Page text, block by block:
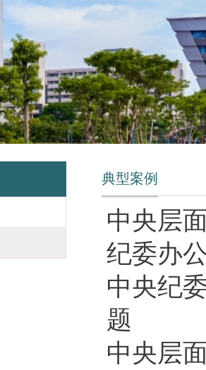
典型案例
中央层
纪委办
中央纪
题
中央层